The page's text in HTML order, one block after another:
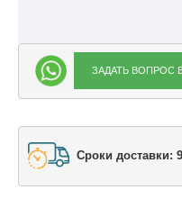
ЗАДАТЬ ВОПРОС В
Сроки доставки: